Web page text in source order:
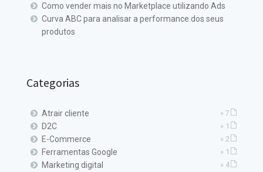
Como vender mais no Marketplace utilizando Ads
Curva ABC para analisar a performance dos seus
produtos
Categorias
Atrair cliente » 7
D2C » 1
E-Commerce » 2
Ferramentas Google » 1
Marketing digital » 4